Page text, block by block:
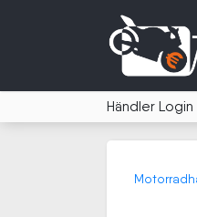
Händler Login